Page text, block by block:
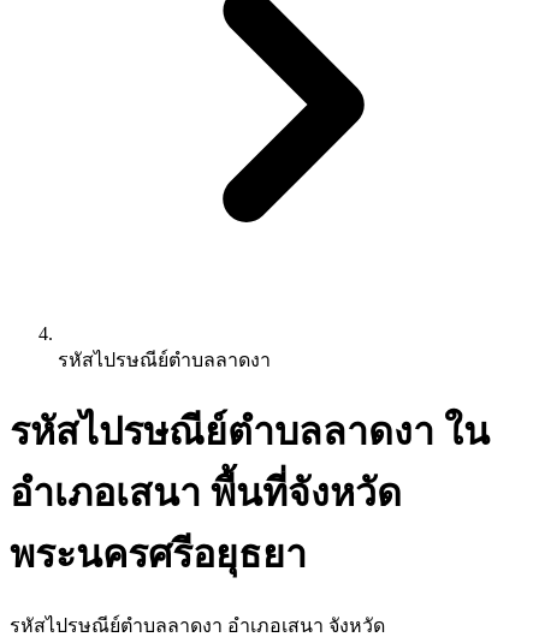
รหัสไปรษณีย์ตำบลลาดงา
รหัสไปรษณีย์ตำบลลาดงา ใน
อำเภอเสนา พื้นที่จังหวัด
พระนครศรีอยุธยา
รหัสไปรษณีย์ตำบลลาดงา อำเภอเสนา จังหวัด